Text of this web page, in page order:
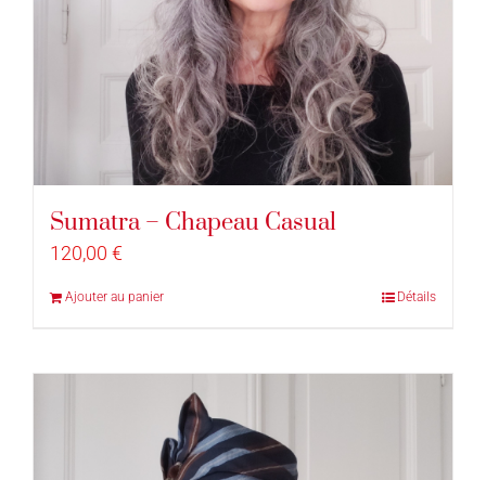
Sumatra – Chapeau Casual
120,00 €
Ajouter au panier Détails